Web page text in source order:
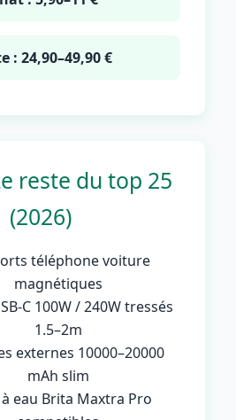
: 24,90–49,90 €
reste du top 25
(2026)
téléphone voiture
magnétiques
C 100W / 240W tressés
1.5–2m
externes 10000–20000
mAh slim
eau Brita Maxtra Pro